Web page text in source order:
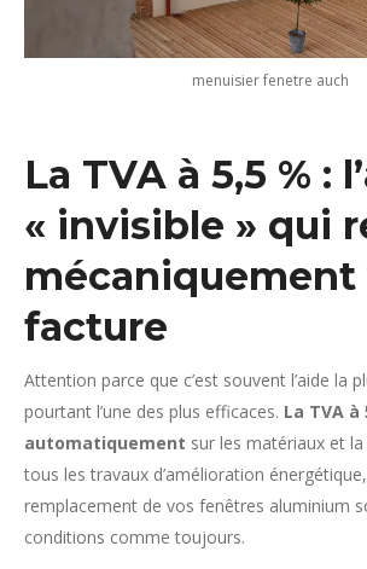
menuisier fenetre auch
La TVA à 5,5 % :
« invisible » qui
mécaniquement
facture
Attention parce que c’est souvent l’aide la
pourtant l’une des plus efficaces. La TVA à
automatiquement sur les matériaux et
tous les travaux d’amélioration
remplacement de vos fenêtres aluminium
conditions comme toujours.